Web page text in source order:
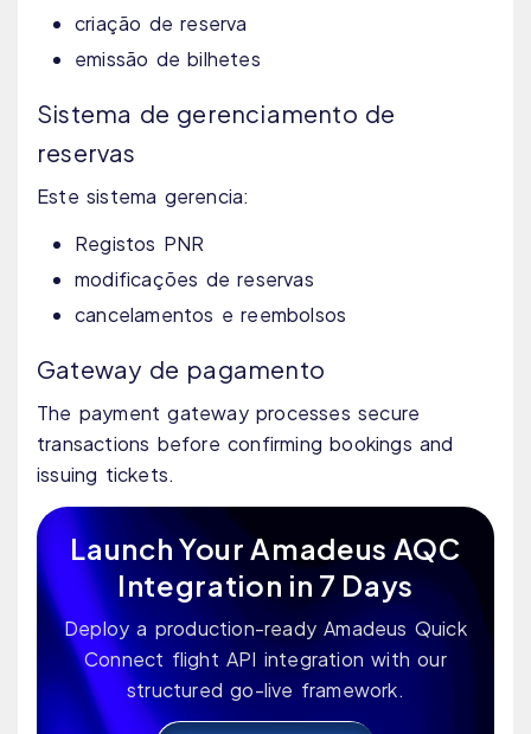
criação de reserva
emissão de bilhetes
Sistema de gerenciamento de
reservas
Este sistema gerencia:
Registos PNR
modificações de reservas
cancelamentos e reembolsos
Gateway de pagamento
The payment gateway processes secure
transactions before confirming bookings and
issuing tickets.
Launch Your Amadeus AQC
Integration in 7 Days
Deploy a production-ready Amadeus Quick
Connect flight API integration with our
structured go-live framework.